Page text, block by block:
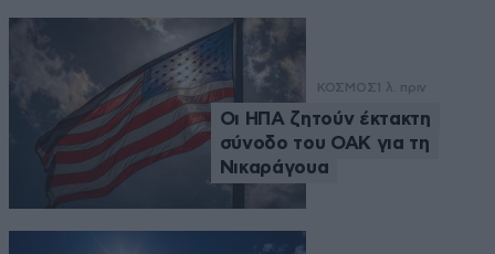
ΚΟΣΜΟΣ 1 λ. πριν
Οι ΗΠΑ ζητούν έκτακτη
σύνοδο του ΟΑΚ για τη
Νικαράγουα